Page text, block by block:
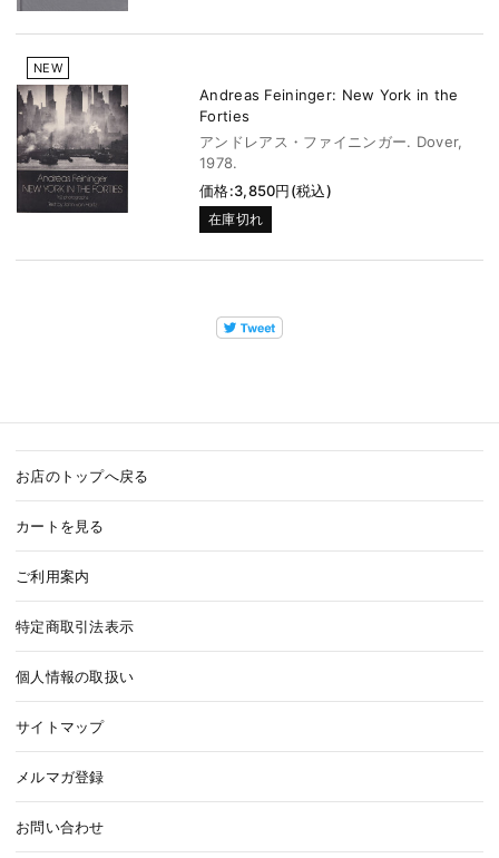
NEW
Andreas Feininger: New York in the
Forties
アンドレアス・ファイニンガー. Dover,
1978.
価格:3,850円(税込)
在庫切れ
お店のトップへ戻る
カートを見る
ご利用案内
特定商取引法表示
個人情報の取扱い
サイトマップ
メルマガ登録
お問い合わせ